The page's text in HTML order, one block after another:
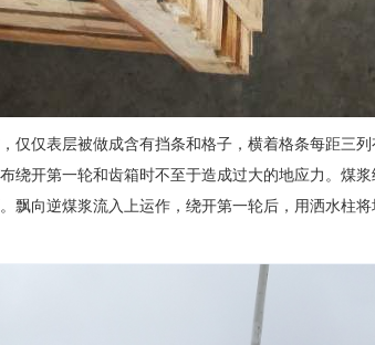
仅仅表层被做成含有挡条和格子，横着格条每距三
绕开第一轮和齿箱时不至于造成过大的地应力。煤
飘向逆煤浆流入上运作，绕开第一轮后，用洒水柱